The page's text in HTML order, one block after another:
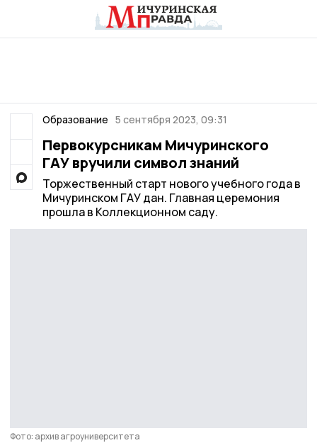
Образование 5 сентября 2023, 09:31
Первокурсникам Мичуринского
ГАУ вручили символ знаний
Торжественный старт нового учебного года в
Мичуринском ГАУ дан. Главная церемония
прошла в Коллекционном саду.
Фото: архив агроуниверситета